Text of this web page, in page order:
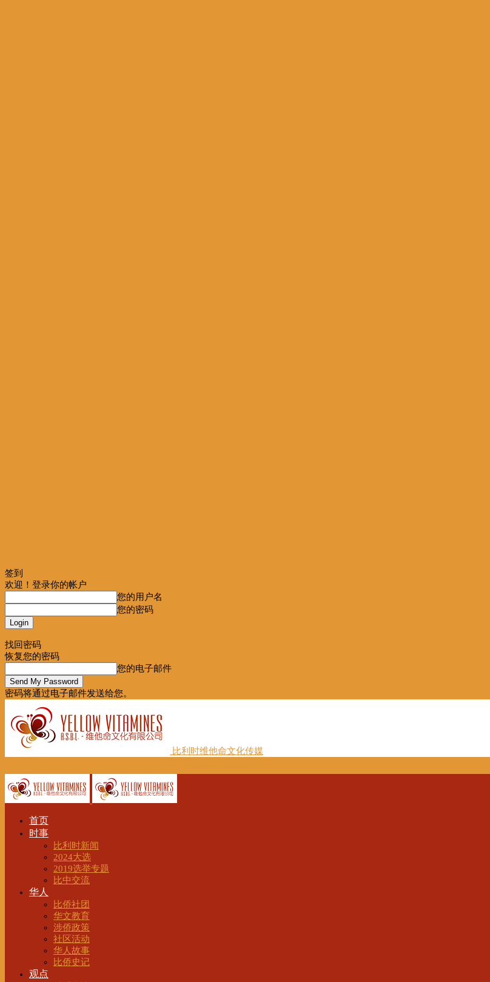
签到
欢迎！登录你的帐户
您的用户名
您的密码
找回密码
恢复您的密码
您的电子邮件
密码将通过电子邮件发送给您。
比利时维他命文化传媒
首页
时事
比利时新闻
2024大选
2019选举专题
比中交流
华人
比侨社团
华文教育
涉侨政策
社区活动
华人故事
比侨史记
观点